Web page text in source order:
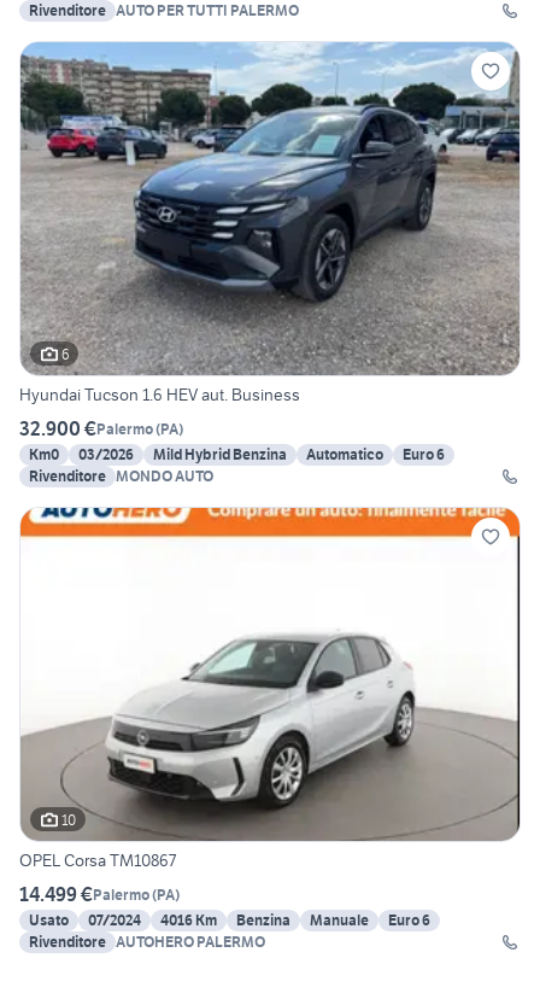
Rivenditore AUTO PER TUTTI PALERMO
6
Hyundai Tucson 1.6 HEV aut. Business
32.900 €Palermo(PA)
Km0
03/2026 Mild Hybrid Benzina Automatico
Euro 6
Rivenditore MONDO AUTO
10
OPEL Corsa TM10867
14.499 €Palermo(PA)
Usato
07/2024 4016 Km Benzina Manuale
Euro 6
Rivenditore AUTOHERO PALERMO